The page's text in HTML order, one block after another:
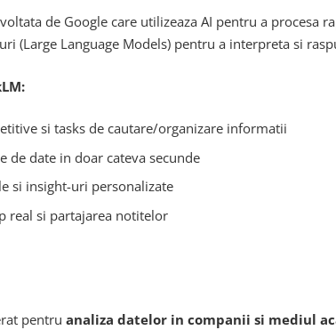
de Google care utilizeaza AI pentru a
(Large Language Models) pentru a interpreta si
si tasks de cautare/organizare informatii
de date in doar cateva secunde
si insight-uri personalizate
real si partajarea notitelor
pentru analiza datelor in companii si mediul